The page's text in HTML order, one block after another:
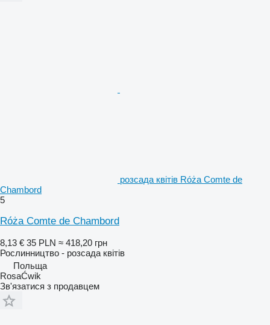
розсада квітів Róża Comte de
Chambord
5
Róża Comte de Chambord
8,13 € 35 PLN ≈ 418,20 грн
Рослинництво - розсада квітів
Польща
RosaĆwik
Зв'язатися з продавцем